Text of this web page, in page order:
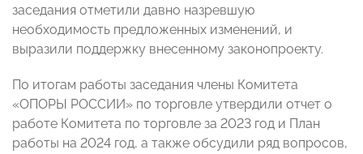
заседания отметили давно назревшую
необходимость предложенных изменений, и
выразили поддержку внесенному законопроекту.
По итогам работы заседания члены Комитета
«ОПОРЫ РОССИИ» по торговле утвердили отчет о
работе Комитета по торговле за 2023 год и План
работы на 2024 год, а также обсудили ряд вопросов,